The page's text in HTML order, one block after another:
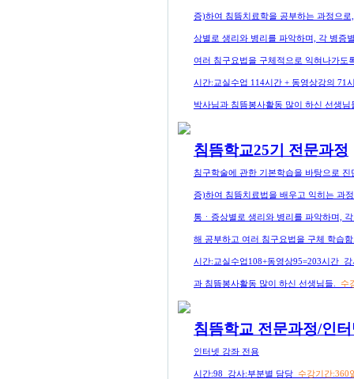
증)하여 침뜸치료학을 공부하는 과정으
상별로 생리와 병리를 파악하며, 각 병증
여러 침구요법을 구체적으로 익혀나가도
시간:교실수업 114시간 + 동영상강의 71
박사님과 침뜸봉사활동 많이 하신 선생
침뜸학교25기 전문과정
침구학술에 관한 기본학습을 바탕으로
증)하여 침뜸치료법을 배우고 익히는 과
통ㆍ증상별로 생리와 병리를 파악하며,
해 공부하고 여러 침구요법을 구체 학습
시간:교실수업108+동영상95=203시간
과 침뜸봉사활동 많이 하신 선생님들. 수
침뜸학교 전문과정/인
인터넷 강좌 전용
시간:98 강사:부분별 담당 수강기간:360